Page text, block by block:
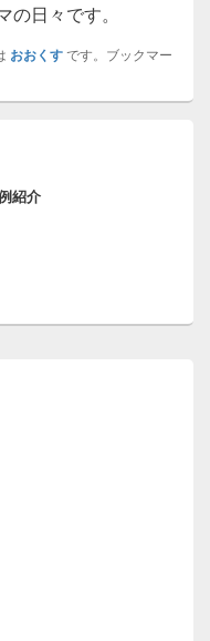
日々です。
おおくすです。ブックマー
紹介